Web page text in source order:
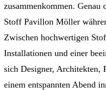
zusammenkommen.
Stoff Pavillon Möller
Zwischen hochwertigen
Installationen und einer
sich Designer, Architekten,
einem entspannten Abend